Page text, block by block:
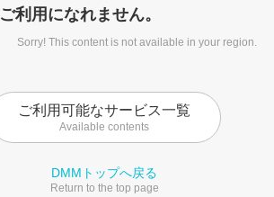
ご利用になれません。
Sorry! This content is not available in your region.
ご利用可能なサービス一覧
Available contents
DMMトップへ戻る
Return to the top page